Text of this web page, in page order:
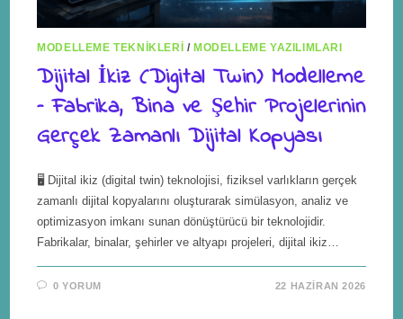
MODELLEME TEKNIKLERI /MODELLEME YAZILIMLARI
Dijital İkiz (Digital Twin) Modelleme
– Fabrika, Bina ve Şehir Projelerinin
Gerçek Zamanlı Dijital Kopyası
🖥️ Dijital ikiz (digital twin) teknolojisi, fiziksel varlıkların gerçek
zamanlı dijital kopyalarını oluşturarak simülasyon, analiz ve
optimizasyon imkanı sunan dönüştürücü bir teknolojidir.
Fabrikalar, binalar, şehirler ve altyapı projeleri, dijital ikiz…
0 YORUM 22 HAZIRAN 2026